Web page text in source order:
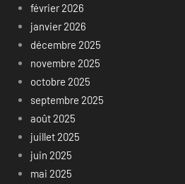
février 2026
janvier 2026
décembre 2025
novembre 2025
octobre 2025
septembre 2025
août 2025
juillet 2025
juin 2025
mai 2025